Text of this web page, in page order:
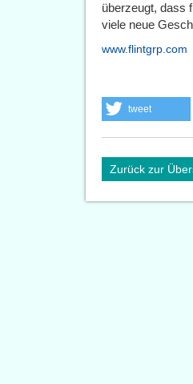
überzeugt, dass
viele neue
www.flintgrp.com
tweet
Zurück zur